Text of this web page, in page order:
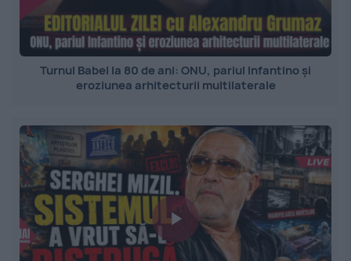
Turnul Babel la 80 de ani: ONU, pariul Infantino și
eroziunea arhitecturii multilaterale